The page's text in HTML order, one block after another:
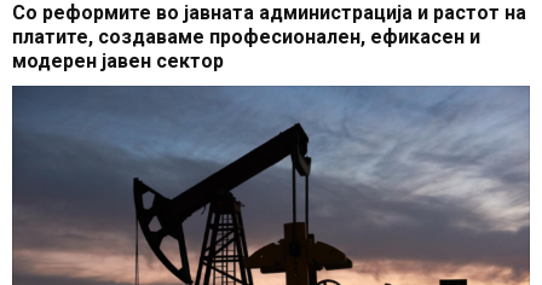
Со реформите во јавната администрација и растот на
платите, создаваме професионален, ефикасен и
модерен јавен сектор